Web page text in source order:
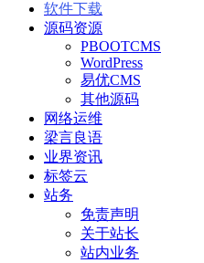
软件下载
源码资源
PBOOTCMS
WordPress
易优CMS
其他源码
网络运维
梁言良语
业界资讯
标签云
站务
免责声明
关于站长
站内业务